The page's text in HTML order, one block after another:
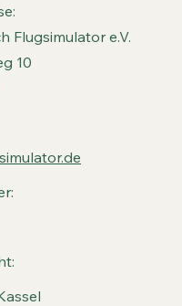
Flugsimulator e.V.
10